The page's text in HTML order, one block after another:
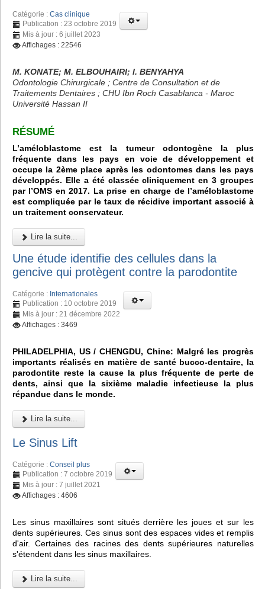
Catégorie : Cas clinique
Publication : 23 octobre 2019
Mis à jour : 6 juillet 2023
Affichages : 22546
M. KONATE; M. ELBOUHAIRI; I. BENYAHYA
Odontologie Chirurgicale ; Centre de Consultation et de
Traitements Dentaires ; CHU Ibn Roch Casablanca - Maroc
Université Hassan II
RÉSUMÉ
L’améloblastome est la tumeur odontogène la plus
fréquente dans les pays en voie de développement et
occupe la 2ème place après les odontomes dans les pays
développés. Elle a été classée cliniquement en 3 groupes
par l’OMS en 2017. La prise en charge de l’améloblastome
est compliquée par le taux de récidive important associé à
un traitement conservateur.
Lire la suite...
Une étude identifie des cellules dans la
gencive qui protègent contre la parodontite
Catégorie : Internationales
Publication : 10 octobre 2019
Mis à jour : 21 décembre 2022
Affichages : 3469
PHILADELPHIA, US / CHENGDU, Chine: Malgré les progrès
importants réalisés en matière de santé bucco-dentaire, la
parodontite reste la cause la plus fréquente de perte de
dents, ainsi que la sixième maladie infectieuse la plus
répandue dans le monde.
Lire la suite...
Le Sinus Lift
Catégorie : Conseil plus
Publication : 7 octobre 2019
Mis à jour : 7 juillet 2021
Affichages : 4606
Les sinus maxillaires sont situés derrière les joues et sur les
dents supérieures. Ces sinus sont des espaces vides et remplis
d'air. Certaines des racines des dents supérieures naturelles
s'étendent dans les sinus maxillaires.
Lire la suite...